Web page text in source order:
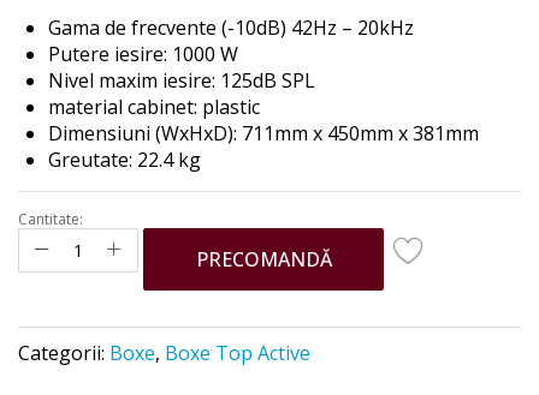
images
gallery
Gama de frecvente (-10dB) 42Hz – 20kHz
Putere iesire: 1000 W
Nivel maxim iesire: 125dB SPL
material cabinet: plastic
Dimensiuni (WxHxD): 711mm x 450mm x 381mm
Greutate: 22.4 kg
Cantitate:
PRECOMANDĂ
Categorii: Boxe, Boxe Top Active